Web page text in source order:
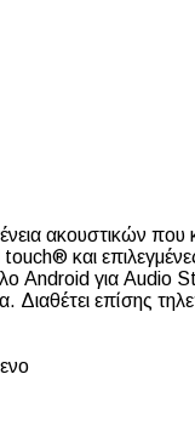
ακουστικών
και
Android για Audio
Διαθέτει επίσης